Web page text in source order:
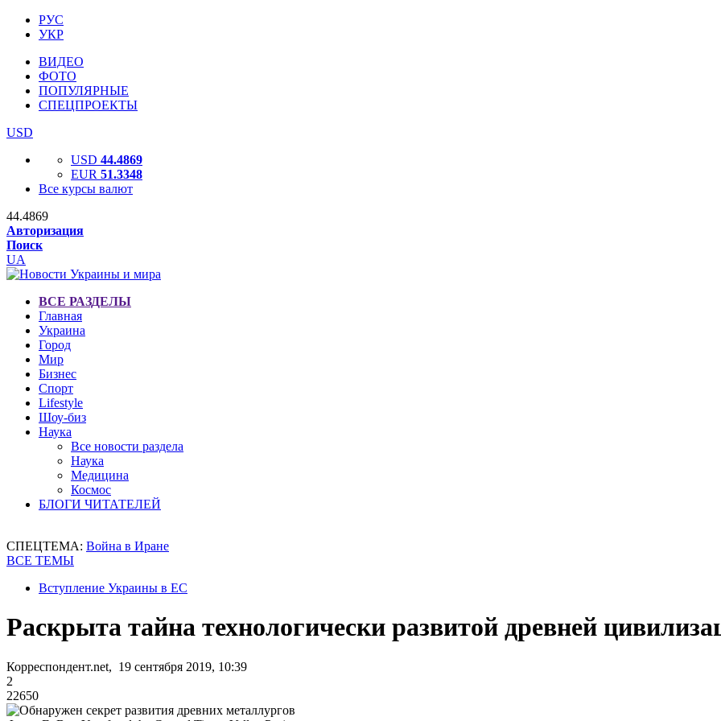
РУС
УКР
ВИДЕО
ФОТО
ПОПУЛЯРНЫЕ
СПЕЦПРОЕКТЫ
USD
USD 44.4869
EUR 51.3348
Все курсы валют
44.4869
Авторизация
Поиск
UA
ВСЕ РАЗДЕЛЫ
Главная
Украина
Город
Мир
Бизнес
Спорт
Lifestyle
Шоу-биз
Наука
Все новости раздела
Наука
Медицина
Космос
БЛОГИ ЧИТАТЕЛЕЙ
СПЕЦТЕМА: Война в Иране
ВСЕ ТЕМЫ
Вступление Украины в ЕС
Раскрыта тайна технологически развитой древней
Корреспондент.net, 19 сентября 2019, 10:39
2
22650